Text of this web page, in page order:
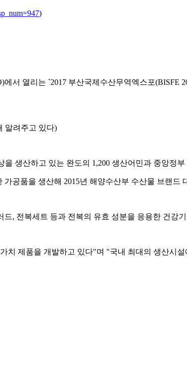
)
서 열리는 `2017 부산국제수산무역엑스포(BISFE
알려주고 있다)
생산하고 있는 완도의 1,200 생산어민과 중앙정
공품을 생산해 2015년 해양수산부 수산물 브랜드
, 전복세트 등과 전복의 유효 성분을 응용한 건강
치 제품을 개발하고 있다"며 "국내 최대의 생산시